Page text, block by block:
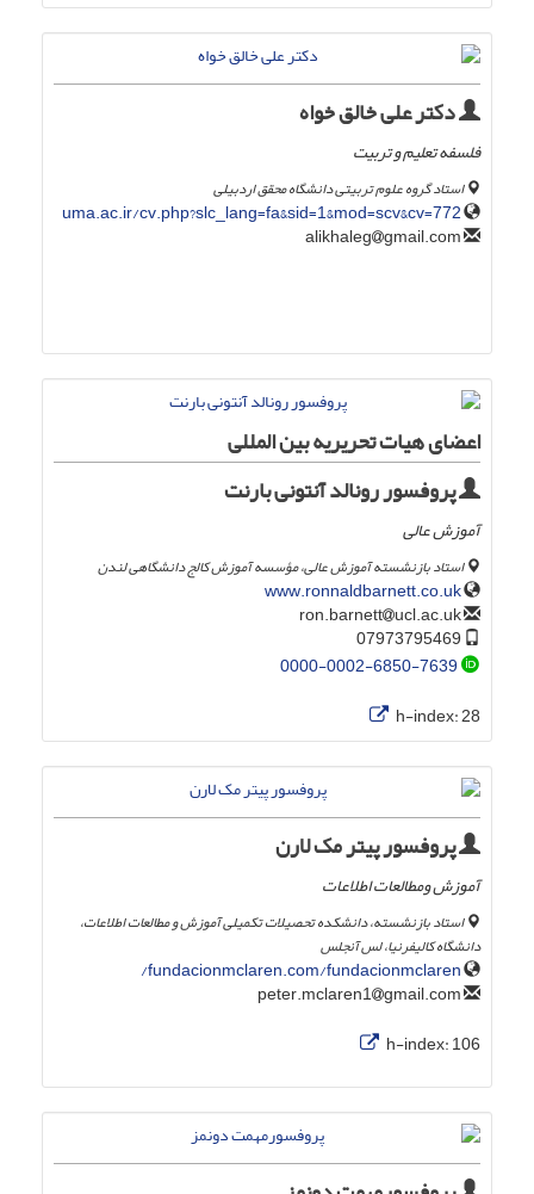
دکتر علی خالق خواه
فلسفه تعلیم و تربیت
استاد گروه علوم تربیتی دانشگاه محقق اردبیلی
uma.ac.ir/cv.php?slc_lang=fa&sid=1&mod=scv&cv=772
gmail.com
اعضای هیات تحریریه بین المللی
پروفسور رونالد آنتونی بارنت
آموزش عالی
استاد بازنشسته آموزش عالی، مؤسسه آموزش کالج دانشگاهی لندن
www.ronnaldbarnett.co.uk
ucl.ac.uk
0000-0002-6850-7639
h-index:28
پروفسور پیتر مک لارن
آموزش ومطالعات اطلاعات
استاد بازنشسته، دانشکده تحصیلات تکمیلی آموزش و مطالعات اطلاعات،
دانشگاه کالیفرنیا، لس آنجلس
fundacionmclaren.com/fundacionmclaren/
gmail.com
h-index:106